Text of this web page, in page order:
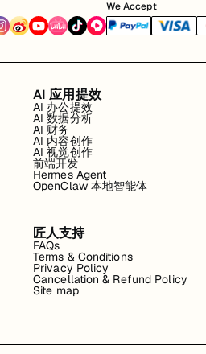
We Accept
AI 应用提效
AI 办公提效
AI 数据分析
AI 财务
AI 内容创作
AI 视觉创作
前端开发
Hermes Agent
OpenClaw 本地智能体
匠人支持
FAQs
Terms & Conditions
Privacy Policy
Cancellation & Refund Policy
Site map